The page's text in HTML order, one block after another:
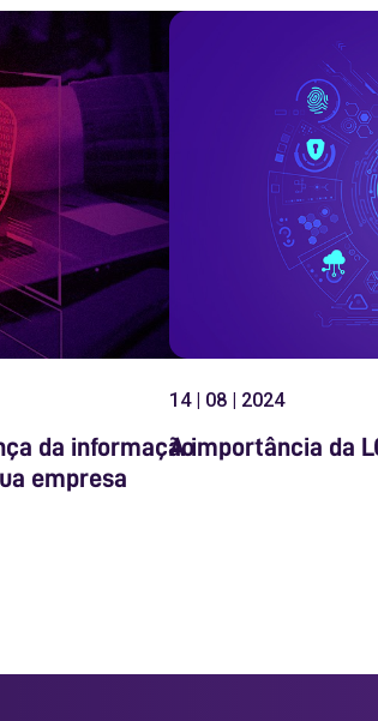
da informação
empresa
14 | 08 | 2024
A importância da